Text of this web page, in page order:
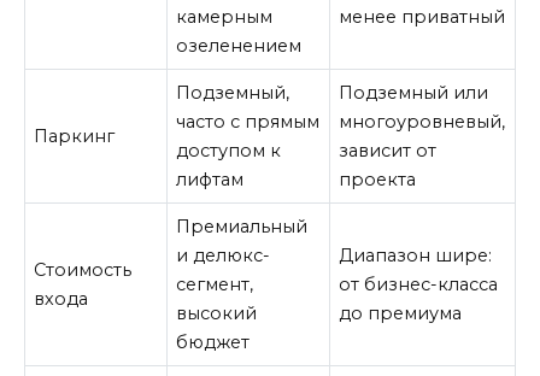
камерным
озеленением
менее приватный
Паркинг
Подземный,
часто с прямым
доступом к
лифтам
Подземный или
многоуровневый,
зависит от
проекта
Стоимость
входа
Премиальный
и делюкс-
сегмент,
высокий
бюджет
Диапазон шире:
от бизнес-класса
до премиума